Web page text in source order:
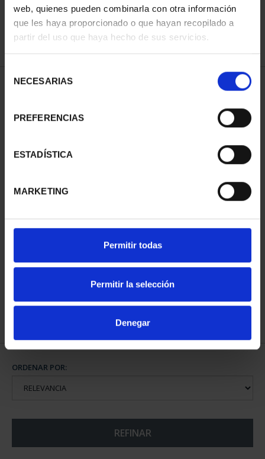
web, quienes pueden combinarla con otra información
que les haya proporcionado o que hayan recopilado a
partir del uso que haya hecho de sus servicios.
NECESARIAS
PREFERENCIAS
ESTADÍSTICA
MARKETING
Permitir todas
Permitir la selección
Denegar
REFINAR
1 Productos encontrados
CAPITALES ESPAÑOLAS
73,00 €
ORDENAR POR:
REFINAR